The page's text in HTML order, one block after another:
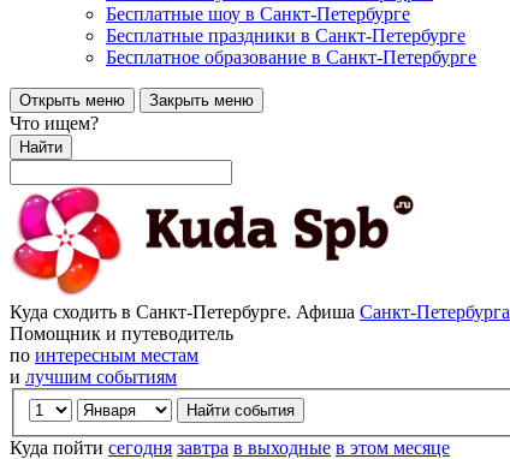
Бесплатные шоу в Санкт-Петербурге
Бесплатные праздники в Санкт-Петербурге
Бесплатное образование в Санкт-Петербурге
Открыть меню Закрыть меню
Что ищем?
Найти
Куда сходить в Санкт-Петербурге. Афиша Санкт-Петербурга
Помощник и путеводитель
по интересным местам
и лучшим событиям
Куда пойти сегодня завтра в выходные в этом месяце